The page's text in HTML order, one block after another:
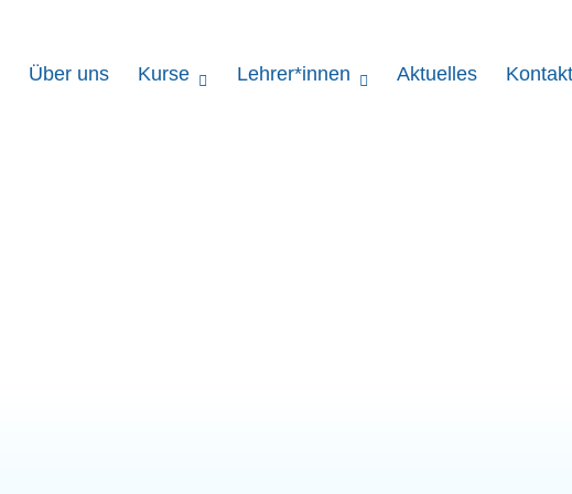
Über uns Kurse Lehrer*innen Aktuelles